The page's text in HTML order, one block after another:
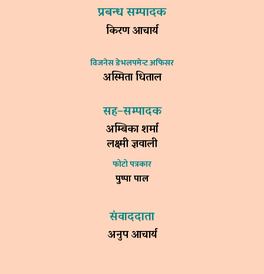
प्रबन्ध सम्पादक
किरण आचार्य
विजनेस डेभलपमेन्ट अफिसर
अस्मिता धिताल
सह–सम्पादक
अम्बिका शर्मा
लक्ष्मी ज्ञवाली
फोटो पत्रकार
पुष्पा पाल
संवाददाता
अनुप आचार्य